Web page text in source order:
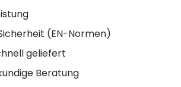
(EN-Normen)
geliefert
Beratung